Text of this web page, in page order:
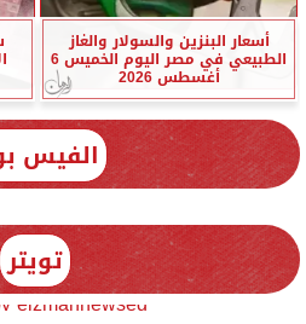
أسعار البنزين والسولار والغاز
الطبيعي في مصر اليوم الخميس 6
أغسطس 2026
الفيس
تويتر
elzmannewseg